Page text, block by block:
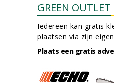
GREEN OUTLET
Iedereen kan gratis
plaatsen via zijn
Plaats een gratis